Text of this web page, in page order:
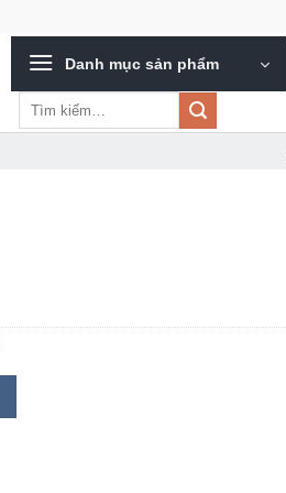
Danh mục sản phẩm